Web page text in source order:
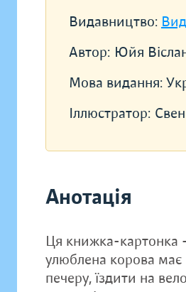
Видавництво:
Автор: Юйя
Мова видання:
Іллюстратор:
Анотація
Ця книжка-картонка
улюблена корова має
печеру, їздити на